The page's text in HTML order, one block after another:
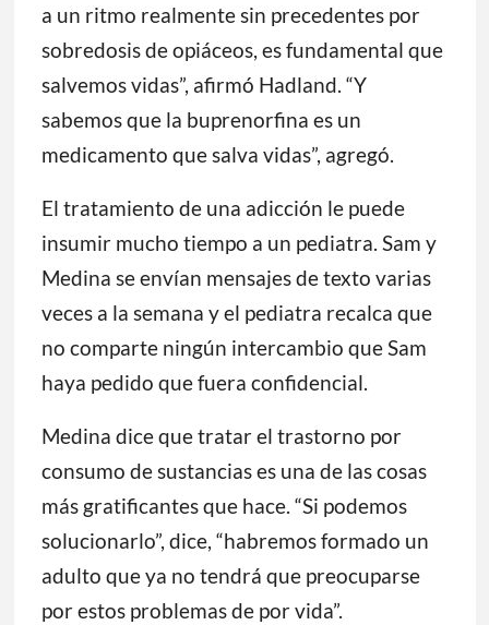
a un ritmo realmente sin precedentes por
sobredosis de opiáceos, es fundamental que
salvemos vidas”, afirmó Hadland. “Y
sabemos que la buprenorfina es un
medicamento que salva vidas”, agregó.
El tratamiento de una adicción le puede
insumir mucho tiempo a un pediatra. Sam y
Medina se envían mensajes de texto varias
veces a la semana y el pediatra recalca que
no comparte ningún intercambio que Sam
haya pedido que fuera confidencial.
Medina dice que tratar el trastorno por
consumo de sustancias es una de las cosas
más gratificantes que hace. “Si podemos
solucionarlo”, dice, “habremos formado un
adulto que ya no tendrá que preocuparse
por estos problemas de por vida”.